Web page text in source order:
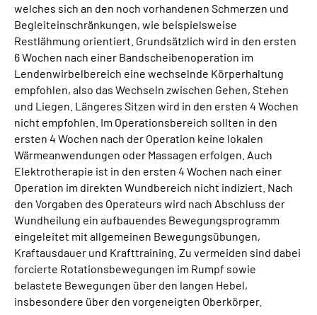
welches sich an den noch vorhandenen Schmerzen und
Begleiteinschränkungen, wie beispielsweise
Restlähmung orientiert. Grundsätzlich wird in den ersten
6 Wochen nach einer Bandscheibenoperation im
Lendenwirbelbereich eine wechselnde Körperhaltung
empfohlen, also das Wechseln zwischen Gehen, Stehen
und Liegen. Längeres Sitzen wird in den ersten 4 Wochen
nicht empfohlen. Im Operationsbereich sollten in den
ersten 4 Wochen nach der Operation keine lokalen
Wärmeanwendungen oder Massagen erfolgen. Auch
Elektrotherapie ist in den ersten 4 Wochen nach einer
Operation im direkten Wundbereich nicht indiziert. Nach
den Vorgaben des Operateurs wird nach Abschluss der
Wundheilung ein aufbauendes Bewegungsprogramm
eingeleitet mit allgemeinen Bewegungsübungen,
Kraftausdauer und Krafttraining. Zu vermeiden sind dabei
forcierte Rotationsbewegungen im Rumpf sowie
belastete Bewegungen über den langen Hebel,
insbesondere über den vorgeneigten Oberkörper.